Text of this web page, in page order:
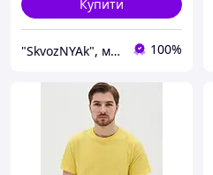
Купити
"SkvozNYAk", магазин аніме, манґи та коміксів 100%